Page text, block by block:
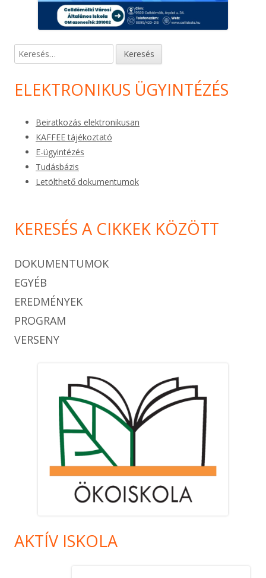
Keresés:
ELEKTRONIKUS ÜGYINTÉZÉS
Beiratkozás elektronikusan
KAFFEE tájékoztató
E-ügyintézés
Tudásbázis
Letölthető dokumentumok
KERESÉS A CIKKEK KÖZÖTT
DOKUMENTUMOK
EGYÉB
EREDMÉNYEK
PROGRAM
VERSENY
AKTÍV ISKOLA